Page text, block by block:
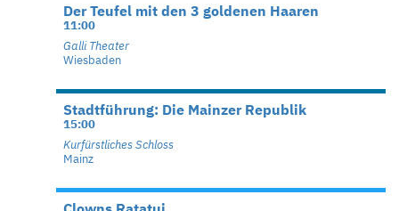
Der Teufel mit den 3 goldenen Haaren
11:00
Galli Theater
Wiesbaden
Stadtführung: Die Mainzer Republik
15:00
Kurfürstliches Schloss
Mainz